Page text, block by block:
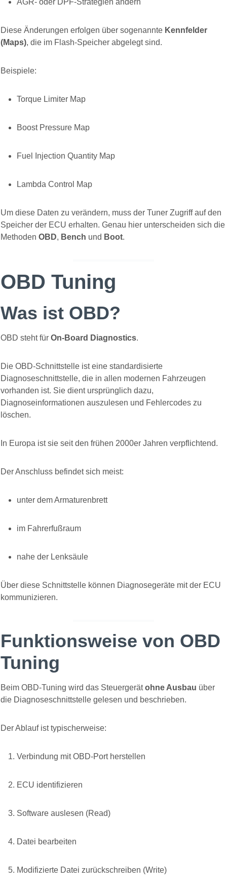
Diese Änderungen erfolgen über sogenannte Kennfelder
(Maps), die im Flash-Speicher abgelegt sind.
Beispiele:
Torque Limiter Map
Boost Pressure Map
Fuel Injection Quantity Map
Lambda Control Map
Um diese Daten zu verändern, muss der Tuner Zugriff auf den
Speicher der ECU erhalten. Genau hier unterscheiden sich die
Methoden OBD, Bench und Boot.
OBD Tuning
Was ist OBD?
OBD steht für On-Board Diagnostics.
Die OBD-Schnittstelle ist eine standardisierte
Diagnoseschnittstelle, die in allen modernen Fahrzeugen
vorhanden ist. Sie dient ursprünglich dazu,
Diagnoseinformationen auszulesen und Fehlercodes zu
löschen.
In Europa ist sie seit den frühen 2000er Jahren verpflichtend.
Der Anschluss befindet sich meist:
unter dem Armaturenbrett
im Fahrerfußraum
nahe der Lenksäule
Über diese Schnittstelle können Diagnosegeräte mit der ECU
kommunizieren.
Funktionsweise von OBD
Tuning
Beim OBD-Tuning wird das Steuergerätohne Ausbau über
die Diagnoseschnittstelle gelesen und beschrieben.
Der Ablauf ist typischerweise:
Verbindung mit OBD-Port herstellen
ECU identifizieren
Software auslesen (Read)
Datei bearbeiten
Modifizierte Datei zurückschreiben (Write)